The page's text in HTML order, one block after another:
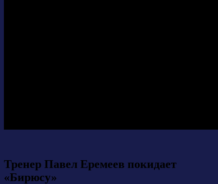
Тренер Павел Еремеев покидает
«Бирюсу»